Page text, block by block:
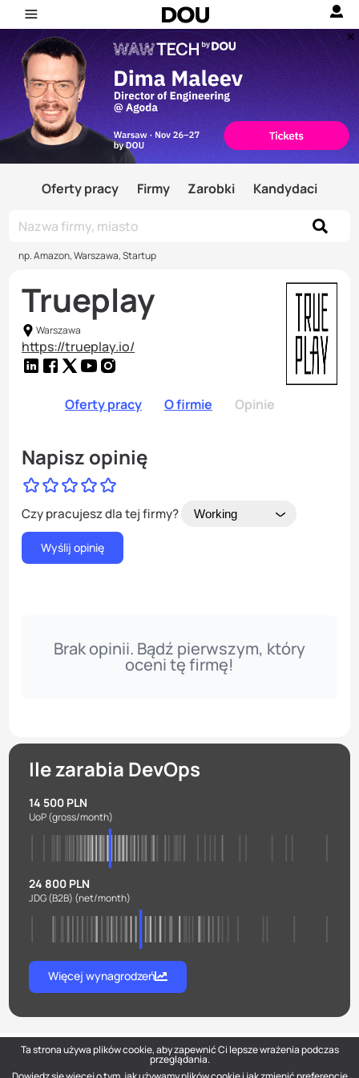
Oferty pracy Firmy Zarobki Kandydaci
np. Amazon, Warszawa, Startup
Trueplay
Warszawa
https://trueplay.io/
Oferty pracy O firmie Opinie
Napisz opinię
Czy pracujesz dla tej firmy?
Brak opinii. Bądź pierwszym, który
oceni tę firmę!
Ile zarabia DevOps
14 500 PLN
UoP(gross/month)
24 800 PLN
JDG (B2B) (net/month)
Więcej wynagrodzeń
Ta strona używa plików cookie, aby zapewnić Ci lepsze wrażenia podczas
przeglądania.